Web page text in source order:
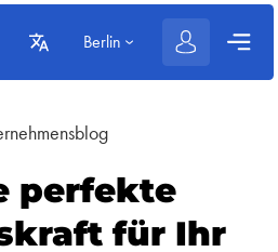
Berlin
perfekte
für Ihr